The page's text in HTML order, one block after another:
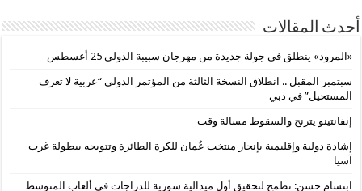
أحدث المقالات
«المرود» ينطلق في جولة جديدة من مهرجان سبيبة الدولي 25 أغسطس
سبتمبر المقبل .. انطلاق النسخة الثالثة من المؤتمر الدولي “عربية لا تعرف
المستحيل” في دبي
إنفانتينو يترنح والسقوط مسالة وقت
إشادة دولية وإقليمية بإنجاز منتخب عُمان للكرة الطائرة وتتويجه ببطولة غرب
آسيا
ابتسام حسن: نطمح لتحقيق أول ميدالية سورية للدراجات في ألعاب المتوسط